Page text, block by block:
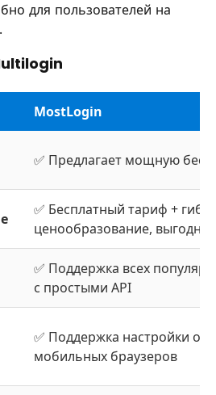
для пользователей на
MostLogin
✅ Предлагает мощную
✅ Бесплатный тариф +
ценообразование, выгодно
✅ Поддержка всех
с простыми API
✅ Поддержка настройки
мобильных браузеров